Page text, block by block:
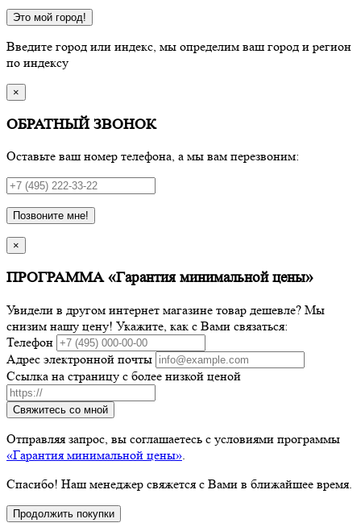
Это мой город!
Введите город или индекс, мы определим ваш город и регион
по индексу
×
ОБРАТНЫЙ ЗВОНОК
Оставьте ваш номер телефона, а мы вам перезвоним:
Позвоните мне!
×
ПРОГРАММА «Гарантия минимальной цены»
Увидели в другом интернет магазине товар дешевле? Мы
снизим нашу цену! Укажите, как с Вами связаться:
Телефон
Адрес электронной почты
Ссылка на страницу с более низкой ценой
Свяжитесь со мной
Отправляя запрос, вы соглашаетесь с условиями программы
«Гарантия минимальной цены»
Спасибо! Наш менеджер свяжется с Вами в ближайшее время.
Продолжить покупки